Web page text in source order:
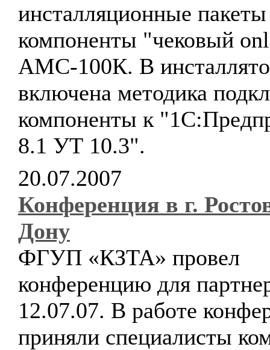
инсталляционные пакеты
компоненты "чековый
АМС-100К. В
включена методика
компоненты к
8.1 УТ 10.3".
20.07.2007
Конференция в г.
Дону
ФГУП «КЗТА» провел
конференцию для
12.07.07. В работе
приняли специалисты